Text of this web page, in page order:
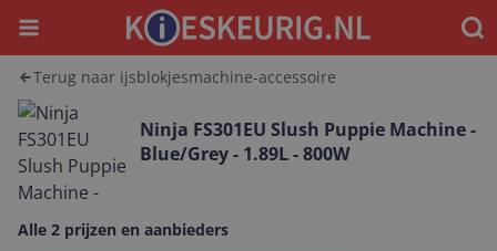
Menu
Terug naar ijsblokjesmachine-accessoire
Ninja FS301EU Slush Puppie Machine -
Blue/Grey - 1.89L - 800W
Alle 2 prijzen en aanbieders